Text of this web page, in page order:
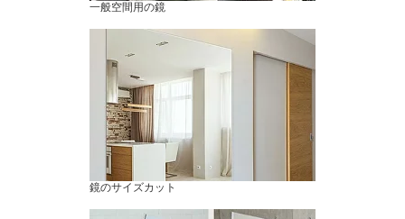
一般空間用の鏡
鏡のサイズカット